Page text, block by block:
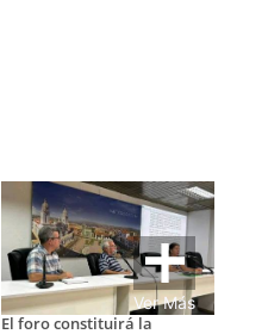
Ver Más
El foro constituirá la